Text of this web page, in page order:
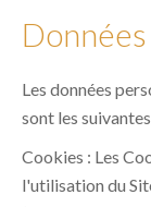
Les données
sont les
Cookies : Les
l'utilisation du